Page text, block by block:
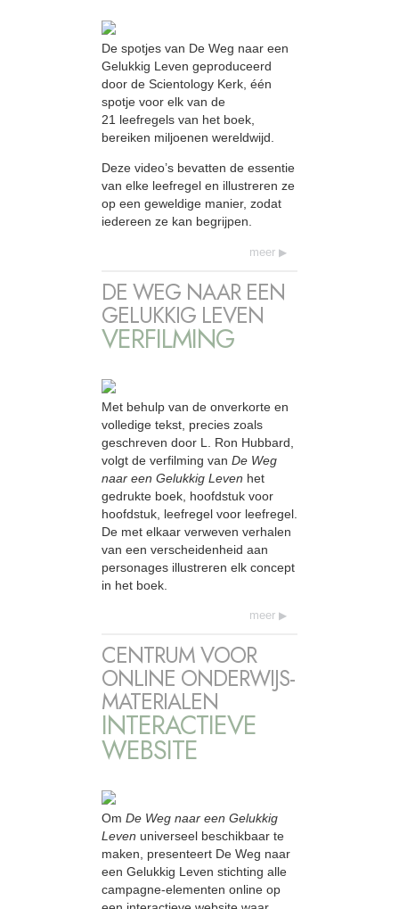
De spotjes van De Weg naar een
Gelukkig Leven geproduceerd
door de Scientology Kerk, één
spotje voor elk van de
21 leefregels van het boek,
bereiken miljoenen wereldwijd.
Deze video’s bevatten de essentie
van elke leefregel en illustreren ze
op een geweldige manier, zodat
iedereen ze kan begrijpen.
meer
DE WEG NAAR EEN
GELUKKIG LEVEN
VERFILMING
Met behulp van de onverkorte en
volledige tekst, precies zoals
geschreven door L. Ron Hubbard,
volgt de verfilming van De Weg
naar een Gelukkig Leven het
gedrukte boek, hoofdstuk voor
hoofdstuk, leefregel voor leefregel.
De met elkaar verweven verhalen
van een verscheidenheid aan
personages illustreren elk concept
in het boek.
meer
CENTRUM VOOR
ONLINE ONDERWIJS-
MATERIALEN
INTERACTIEVE
WEBSITE
Om De Weg naar een Gelukkig
Leven universeel beschikbaar te
maken, presenteert De Weg naar
een Gelukkig Leven stichting alle
campagne-elementen online op